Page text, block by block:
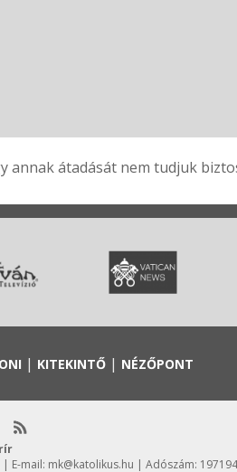
annak átadását nem tudjuk
| KITEKINTŐ| NÉZŐPONT
E-mail: mk@katolikus.hu | Adószám: